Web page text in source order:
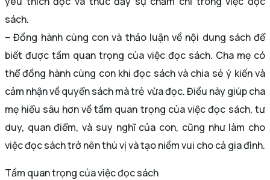
sách.
– Đồng hành cùng con và thảo luận về nội dung sách để
biết được tầm quan trọng của việc đọc sách. Cha mẹ có
thể đồng hành cùng con khi đọc sách và chia sẻ ý kiến và
cảm nhận về quyển sách mà trẻ vừa đọc. Điều này giúp cha
mẹ hiểu sâu hơn vềtầm quan trọng của việc đọc sách, tư
duy, quan điểm, và suy nghĩ của con, cũng như làm cho
việc đọc sách trở nên thú vị và tạo niềm vui cho cả gia đình.
Tầm quan trọng của việc đọc sách